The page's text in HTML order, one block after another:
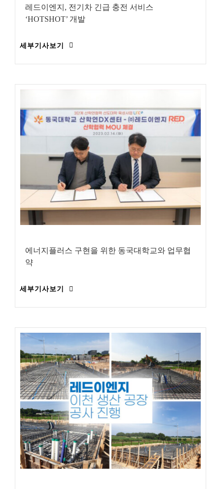
레드이엔지, 전기차 긴급 충전 서비스
‘HOTSHOT’ 개발
세부기사보기
에너지플러스 구현을 위한 동국대학교와 업무협
약
세부기사보기